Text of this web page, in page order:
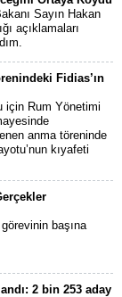
Sayın Hakan
açıklamaları
Fidias’ın
için Rum Yönetimi
anma töreninde
kıyafeti
başına
2 bin 253 aday